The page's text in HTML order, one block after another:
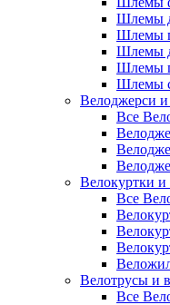
Шлемы
Шлемы
Шлемы
Шлемы
Шлемы
Велоджерси
Все
Велокуртки
Все
Велотрусы и
Все